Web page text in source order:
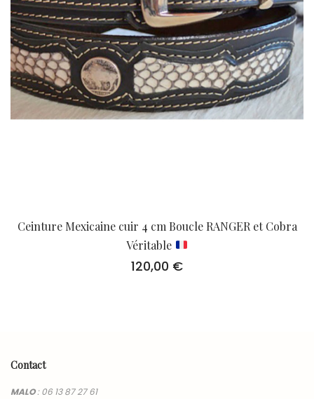
Ceinture Mexicaine cuir 4 cm Boucle RANGER et Cobra
Véritable
120,00 €
Contact
MALO:06 13 87 27 61